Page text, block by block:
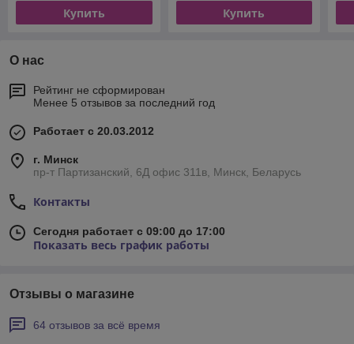
Купить Купить
О нас
Рейтинг не сформирован
Менее 5 отзывов за последний год
Работает с 20.03.2012
г. Минск
пр-т Партизанский, 6Д офис 311в, Минск, Беларусь
Контакты
Сегодня работает с 09:00 до 17:00
Показать весь график работы
Отзывы о магазине
64 отзывов за всё время